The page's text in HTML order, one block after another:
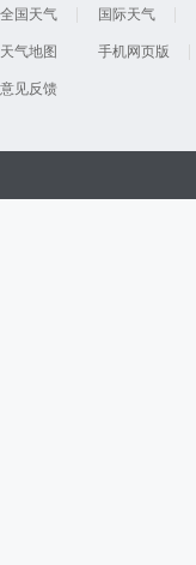
全国天气 国际天气
天气地图 手机网页版
意见反馈